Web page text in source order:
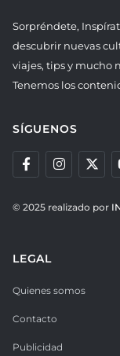
Sorpréndete,
descubrir nuevas
viajes, tips y mucho
Tenemos los
SÍGUENOS
© 2025 realizado por
LEGAL
Quienes somos
Contacto
Publicidad